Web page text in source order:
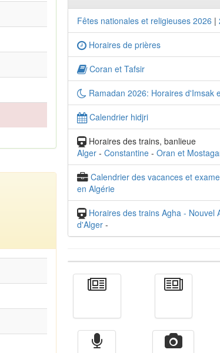
Fêtes nationales et religieuses 2026 |
Horaires de prières
Coran et Tafsir
Ramadan 2026: Horaires d'Imsak
Calendrier hidjri
Horaires des trains, banlieue
Alger - Constantine - Oran et
Calendrier des vacances et
en Algérie
Horaires des trains Agha - Nouvel
d'Alger -